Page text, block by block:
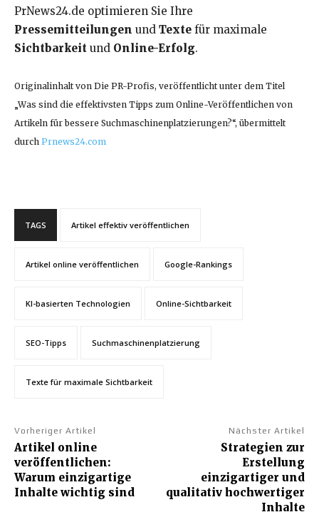
PrNews24.de optimieren Sie Ihre
Pressemitteilungen und Texte für maximale
Sichtbarkeit und Online-Erfolg.
Originalinhalt von Die PR-Profis, veröffentlicht unter dem Titel
„Was sind die effektivsten Tipps zum Online-Veröffentlichen von
Artikeln für bessere Suchmaschinenplatzierungen?“, übermittelt
durch Prnews24.com
TAGS Artikel effektiv veröffentlichen
Artikel online veröffentlichen Google-Rankings
KI-basierten Technologien Online-Sichtbarkeit
SEO-Tipps Suchmaschinenplatzierung
Texte für maximale Sichtbarkeit
Vorheriger Artikel
Artikel online
veröffentlichen:
Warum einzigartige
Inhalte wichtig sind
Nächster Artikel
Strategien zur
Erstellung
einzigartiger und
qualitativ hochwertiger
Inhalte